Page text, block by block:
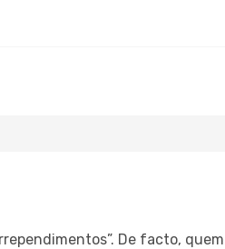
De facto,